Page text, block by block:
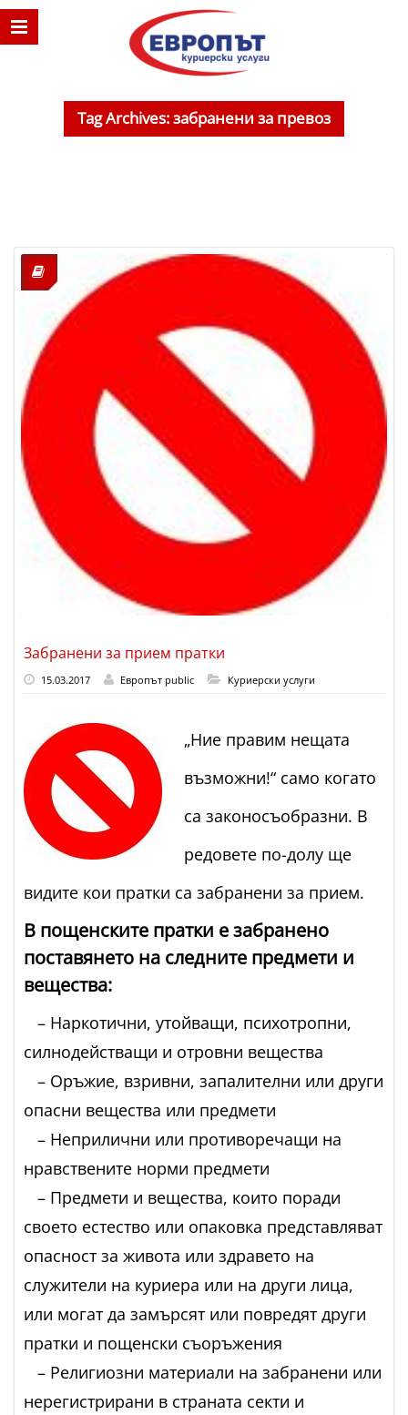
Tag Archives: забранени за превоз
Забранени за прием пратки
15.03.2017 Европът public Куриерски услуги
„Ние правим нещата
възможни!“ само когато
са законосъобразни. В
редовете по-долу ще
видите кои пратки са забранени за прием.
В пощенските пратки е забранено
поставянето на следните предмети и
вещества:
– Наркотични, утойващи, психотропни,
силнодействащи и отровни вещества
– Оръжие, взривни, запалителни или други
опасни вещества или предмети
– Неприлични или противоречащи на
нравствените норми предмети
– Предмети и вещества, които поради
своето естество или опаковка представляват
опасност за живота или здравето на
служители на куриера или на други лица,
или могат да замърсят или повредят други
пратки и пощенски съоръжения
– Религиозни материали на забранени или
нерегистрирани в страната секти и